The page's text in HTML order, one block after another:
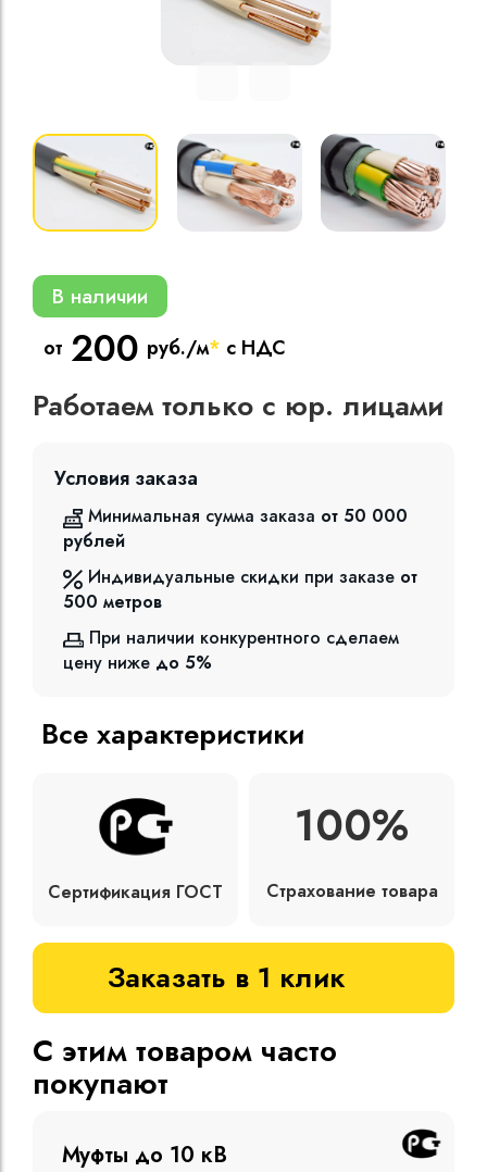
Кабели
изоляцией
В наличии
от 200 руб./м* с НДС
Работаем только с юр. лицами
Условия заказа
Минимальная сумма заказа от 50 000
рублей
Индивидуальные скидки при заказе от
500 метров
При наличии конкурентного сделаем
цену ниже до 5%
Все характеристики
Сертификация ГОСТ
100%
Страхование товара
Заказать в 1 клик
С этим товаром часто
покупают
Муфты до 10 кВ